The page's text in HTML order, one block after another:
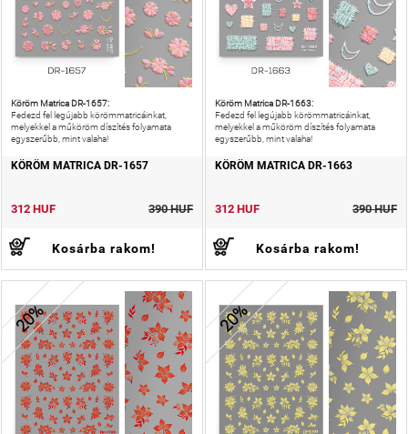
Köröm Matrica DR-1657:
Fedezd fel legújabb körömmatricáinkat,
melyekkel a műköröm díszítés folyamata
egyszerűbb, mint valaha!
KÖRÖM MATRICA DR-1657
312 HUF 390 HUF
Kosárba rakom!
Köröm Matrica DR-1663:
Fedezd fel legújabb körömmatricáinkat,
melyekkel a műköröm díszítés folyamata
egyszerűbb, mint valaha!
KÖRÖM MATRICA DR-1663
312 HUF 390 HUF
Kosárba rakom!
20% 20%